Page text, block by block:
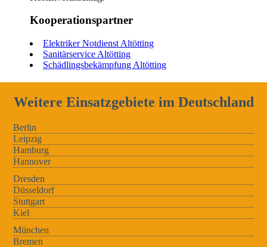
Kooperationspartner
Elektriker Notdienst Altötting
Sanitärservice Altötting
Schädlingsbekämpfung Altötting
Weitere Einsatzgebiete im Deutschland
Berlin
Leipzig
Hamburg
Hannover
Dresden
Düsseldorf
Stuttgart
Kiel
München
Bremen